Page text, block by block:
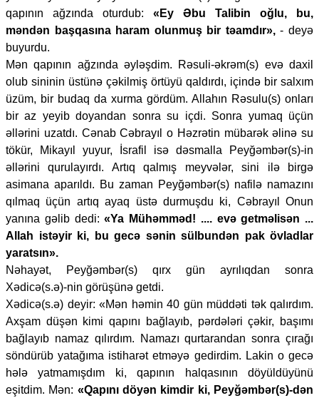
qapının ağzında oturdub: «Ey Əbu Talibin oğlu, bu,
məndən başqasına haram olunmuş bir təamdır»,- deyə
buyurdu.
Mən qapının ağzında əyləşdim. Rəsuli-əkrəm(s) evə daxil
olub sininin üstünə çəkilmiş örtüyü qaldırdı, içində bir salxım
üzüm, bir budaq da xurma gördüm. Allahın Rəsulu(s) onları
bir az yeyib doyandan sonra su içdi. Sonra yumaq üçün
əllərini uzatdı. Cənab Cəbrayıl o Həzrətin mübarək əlinə su
tökür, Mikayıl yuyur, İsrafil isə dəsmalla Peyğəmbər(s)-in
əllərini qurulayırdı. Artıq qalmış meyvələr, sini ilə birgə
asimana aparıldı. Bu zaman Peyğəmbər(s) nafilə namazını
qılmaq üçün artıq ayaq üstə durmuşdu ki, Cəbrayıl Onun
yanına gəlib dedi:«Ya Mühəmməd! .... evə getməlisən ...
Allah istəyir ki, bu gecə sənin sülbundən pak övladlar
yaratsın».
Nəhayət, Peyğəmbər(s) qırx gün ayrılıqdan sonra
Xədicə(s.ə)-nin görüşünə getdi.
Xədicə(s.ə) deyir: «Mən həmin 40 gün müddəti tək qalırdım.
Axşam düşən kimi qapını bağlayıb, pərdələri çəkir, başımı
bağlayıb namaz qılırdım. Namazı qurtarandan sonra çırağı
söndürüb yatağıma istiharət etməyə gedirdim. Lakin o gecə
hələ yatmamışdım ki, qapının halqasının döyüldüyünü
eşitdim. Mən: «Qapını döyən kimdir ki, Peyğəmbər(s)-dən